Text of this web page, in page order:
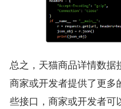
总之，天猫商品详情数据
商家或开发者提供了更多
些接口，商家或开发者可